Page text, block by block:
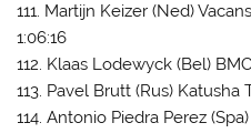
111. Martijn Keizer (Ned)
1:06:16
112. Klaas Lodewyck (Bel)
113. Pavel Brutt (Rus) Katusha
114. Antonio Piedra Perez